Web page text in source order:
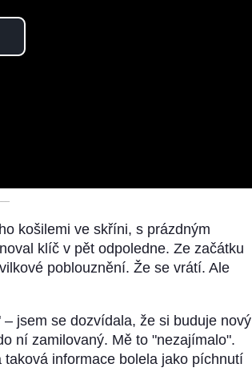
košilemi ve skříni, s prázdným
klíč v pět odpoledne. Ze začátku
poblouznění. Že se vrátí. Ale
jsem se dozvídala, že si buduje nový
ní zamilovaný. Mě to "nezajímalo".
informace bolela jako píchnutí